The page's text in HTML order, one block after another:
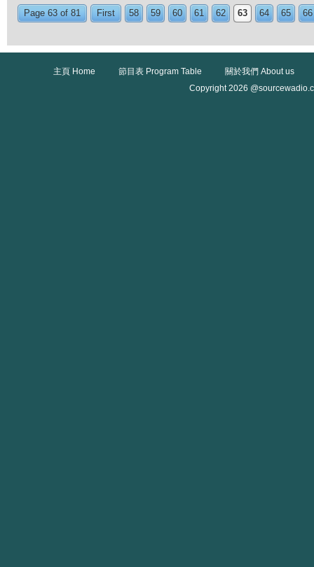
Page 63 of 81 First 58 59 60 61 62 63 64 65 66
主頁 Home 節目表 Program Table
關於我們 About us
Copyright 2026